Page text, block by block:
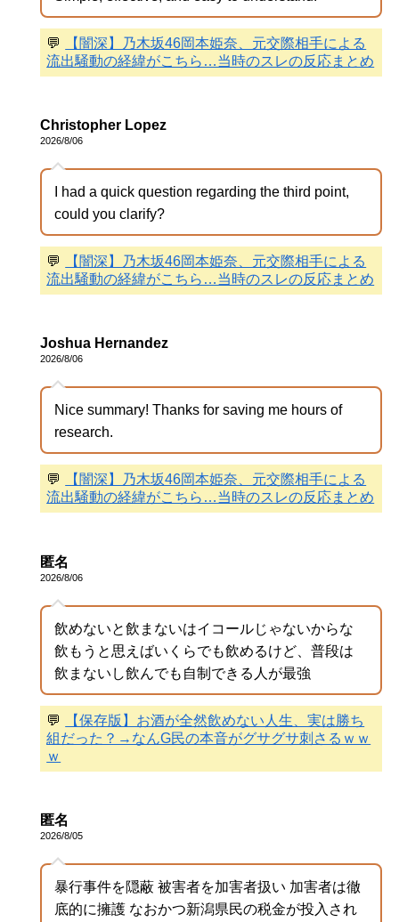
💬
【闇深】乃木坂46岡本姫奈、元交際相手による
流出騒動の経緯がこちら…当時のスレの反応まとめ
Christopher Lopez
2026/8/06
I had a quick question regarding the third point,
could you clarify?
💬
【闇深】乃木坂46岡本姫奈、元交際相手による
流出騒動の経緯がこちら…当時のスレの反応まとめ
Joshua Hernandez
2026/8/06
Nice summary! Thanks for saving me hours of
research.
💬
【闇深】乃木坂46岡本姫奈、元交際相手による
流出騒動の経緯がこちら…当時のスレの反応まとめ
匿名
2026/8/06
飲めないと飲まないはイコールじゃないからな
飲もうと思えばいくらでも飲めるけど、普段は
飲まないし飲んでも自制できる人が最強
💬
【保存版】お酒が全然飲めない人生、実は勝ち
組だった？→なんG民の本音がグサグサ刺さるｗｗ
ｗ
匿名
2026/8/05
暴行事件を隠蔽 被害者を加害者扱い 加害者は徹
底的に擁護 なおかつ新潟県民の税金が投入され